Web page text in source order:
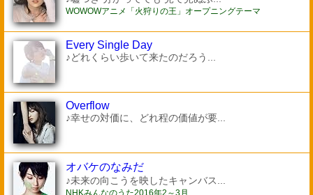
WOWOWアニメ「火狩りの王」オープニングテーマ
Every Single Day
♪どれくらい歩いて来たのだろう...
Overflow
♪幸せの対価に、どれ程の価値が要...
オバケのなみだ
♪未来の向こうを映したキャンバス...
NHKみんなのうた2016年2～3月